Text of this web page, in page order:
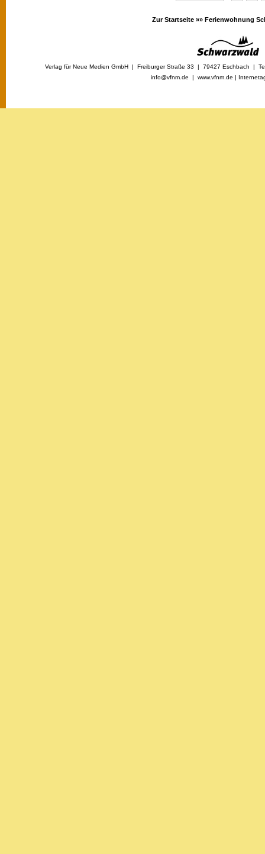
Zur Startseite »» Ferienwohnung
Verlag für Neue Medien GmbH | Freiburger Straße 33 | 79427 Eschbach |
info@vfnm.de | www.vfnm.de |